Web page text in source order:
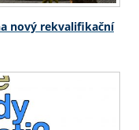
nový rekvalifikační